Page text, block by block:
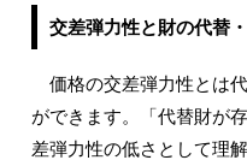
交差弾力性と財の代替
価格の交差弾力性とは
ができます。「代替財が
差弾力性の低さとして理